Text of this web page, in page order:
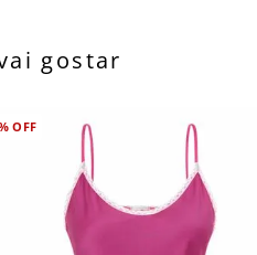
gostar
OFF